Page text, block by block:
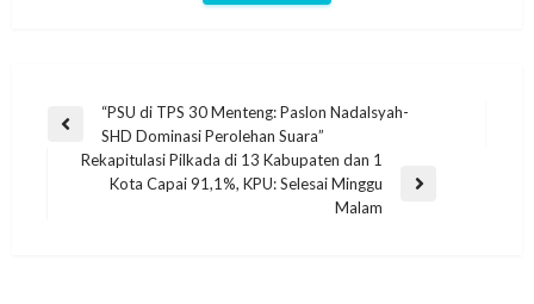
“PSU di TPS 30 Menteng: Paslon Nadalsyah-
SHD Dominasi Perolehan Suara”
Rekapitulasi Pilkada di 13 Kabupaten dan 1
Kota Capai 91,1%, KPU: Selesai Minggu
Malam